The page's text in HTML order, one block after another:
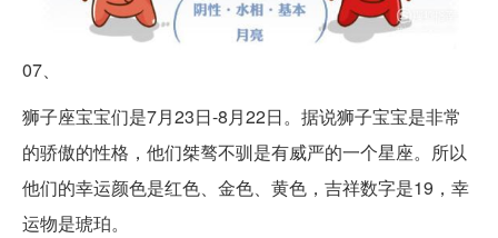
07、
狮子座宝宝们是7月23日-8月22日。据说狮子宝宝是非常
的骄傲的性格，他们桀骜不驯是有威严的一个星座。所以
他们的幸运颜色是红色、金色、黄色，吉祥数字是19，幸
运物是琥珀。